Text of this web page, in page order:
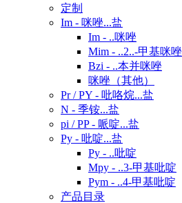
定制
Im - 咪唑...盐
Im - ..咪唑
Mim - ..2..-甲基咪唑
Bzi - ..本并咪唑
咪唑（其他）
Pr / PY - 吡咯烷...盐
N - 季铵...盐
pi / PP - 哌啶...盐
Py - 吡啶...盐
Py - ..吡啶
Mpy - ..3-甲基吡啶
Pym - ..4-甲基吡啶
产品目录